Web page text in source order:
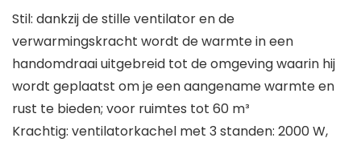
Stil: dankzij de stille ventilator en de
verwarmingskracht wordt de warmte in een
handomdraai uitgebreid tot de omgeving waarin hij
wordt geplaatst om je een aangename warmte en
rust te bieden; voor ruimtes tot 60 m³
Krachtig: ventilatorkachel met 3 standen: 2000 W,